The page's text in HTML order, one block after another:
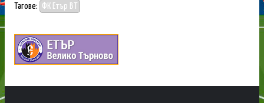
Тагове: ФК Етър ВТ